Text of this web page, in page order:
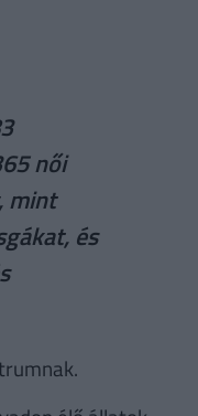
női
mint
és